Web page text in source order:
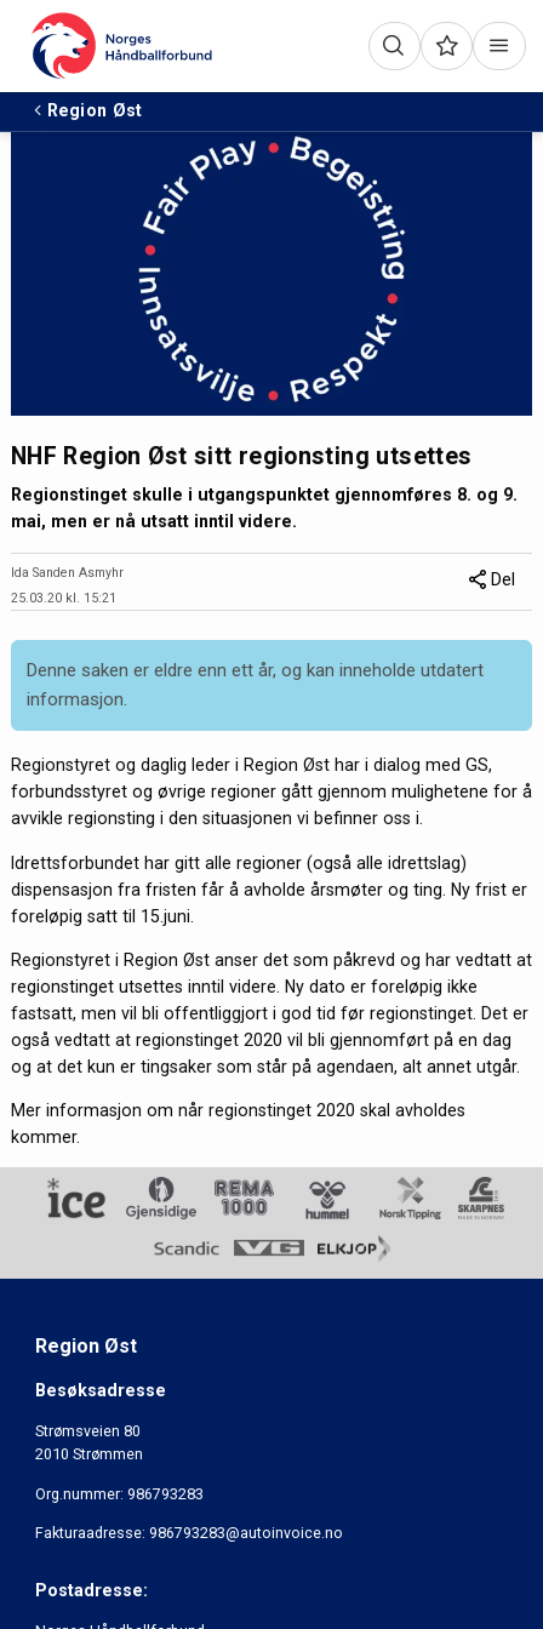
Region Øst
NHF Region Øst sitt regionsting utsettes
Regionstinget skulle i utgangspunktet gjennomføres 8. og 9.
mai, men er nå utsatt inntil videre.
Ida Sanden Asmyhr
25.03.20 kl. 15:21
Del
Denne saken er eldre enn ett år, og kan inneholde utdatert
informasjon.
Regionstyret og daglig leder i Region Øst har i dialog med GS,
forbundsstyret og øvrige regioner gått gjennom mulighetene for å
avvikle regionsting i den situasjonen vi befinner oss i.
Idrettsforbundet har gitt alle regioner (også alle idrettslag)
dispensasjon fra fristen får å avholde årsmøter og ting. Ny frist er
foreløpig satt til 15.juni.
Regionstyret i Region Øst anser det som påkrevd og har vedtatt at
regionstinget utsettes inntil videre. Ny dato er foreløpig ikke
fastsatt, men vil bli offentliggjort i god tid før regionstinget. Det er
også vedtatt at regionstinget 2020 vil bli gjennomført på en dag
og at det kun er tingsaker som står på agendaen, alt annet utgår.
Mer informasjon om når regionstinget 2020 skal avholdes
kommer.
Region Øst
Besøksadresse
Strømsveien 80
2010 Strømmen
Org.nummer: 986793283
Fakturaadresse: 986793283@autoinvoice.no
Postadresse: